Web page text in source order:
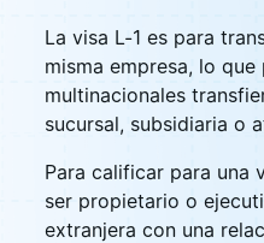
La visa L-1 es para
misma empresa, lo
multinacionales
sucursal, subsidiaria o
Para calificar para una
ser propietario o
extranjera con una